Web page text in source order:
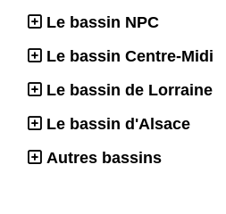
Le bassin NPC
Le bassin Centre-Midi
Le bassin de Lorraine
Le bassin d'Alsace
Autres bassins